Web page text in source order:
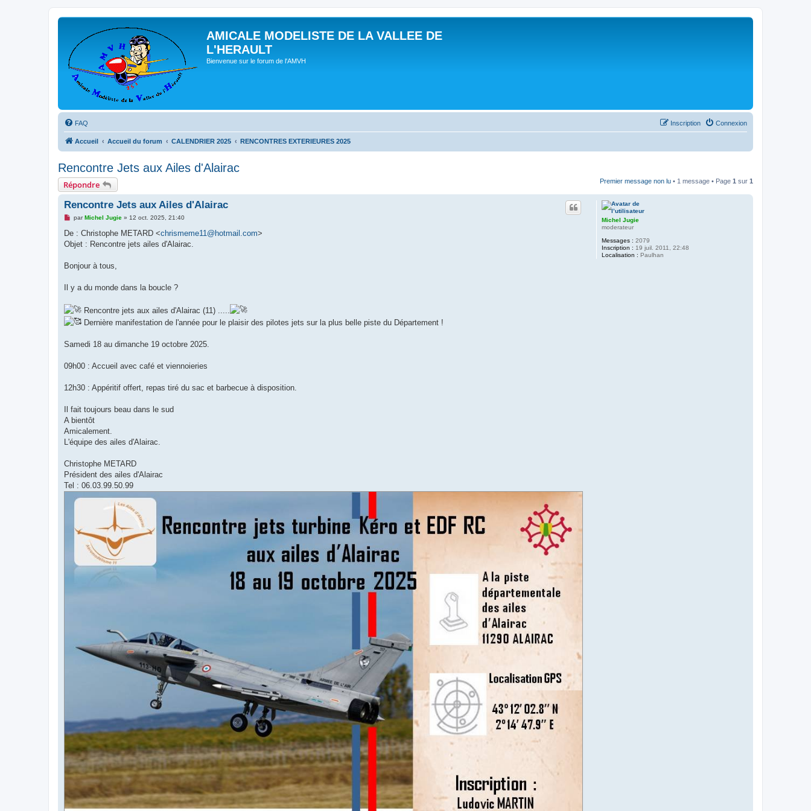
AMICALE MODELISTE DE LA VALLEE DE
L'HERAULT
Bienvenue sur le forum de l'AMVH
FAQ Connexion
Inscription
Accueil Accueil du forum CALENDRIER 2025 RENCONTRES EXTERIEURES 2025
Rencontre Jets aux Ailes d'Alairac
Répondre Premier message non lu • 1 message • Page 1 sur 1
Michel Jugie
moderateur
Messages : 2079
Inscription : 19 juil. 2011, 22:48
Localisation : Paulhan
Rencontre Jets aux Ailes d'Alairac
M
s
a
n
l
parMichel Jugie» 12 oct. 2025, 21:40
De : Christophe METARD <chrismeme11@hotmail.com>
Objet : Rencontre jets ailes d'Alairac.
Bonjour à tous,
Il y a du monde dans la boucle ?
Rencontre jets aux ailes d'Alairac (11) .....
Dernière manifestation de l'année pour le plaisir des pilotes jets sur la plus belle piste du Département !
Samedi 18 au dimanche 19 octobre 2025.
09h00 : Accueil avec café et viennoieries
12h30 : Appéritif offert, repas tiré du sac et barbecue à disposition.
Il fait toujours beau dans le sud
A bientôt
Amicalement.
L'équipe des ailes d'Alairac.
Christophe METARD
Président des ailes d'Alairac
Tel : 06.03.99.50.99